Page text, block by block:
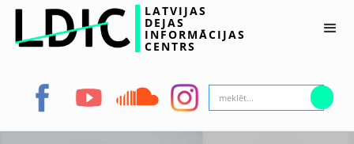
LATVIJAS
DEJAS
INFORMĀCIJAS
CENTRS